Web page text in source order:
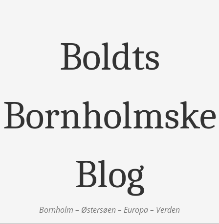
Boldts
Bornholmske
Blog
Bornholm – Østersøen – Europa – Verden